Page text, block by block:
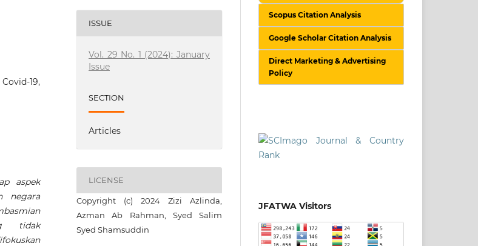
19,
aspek
negara
tidak
ISSUE
Vol. 29 No. 1 (2024): January
Issue
SECTION
Articles
LICENSE
Copyright (c) 2024 Zizi Azlinda,
Azman Ab Rahman, Syed Salim
Syed Shamsuddin
Scopus Citation Analysis
Google Scholar Citation Analysis
Direct Marketing & Advertising
Policy
JFATWA Visitors